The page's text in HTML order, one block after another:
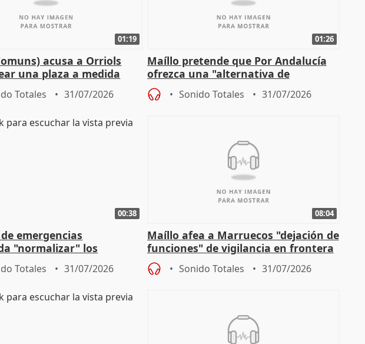
01:19
acusa a Orriols
una plaza a medida
en Ripoll (Girona)
Totales 31/07/2026
01:26
Maíllo pretende que Por Andalucía
ofrezca una "alternativa de
gobierno" con su labor de oposición
Sonido Totales 31/07/2026
00:38
emergencias
"normalizar" los
sufrir un incendio
Totales 31/07/2026
08:04
Maíllo afea a Marruecos "dejación de
funciones" de vigilancia en frontera
con Ceuta
Sonido Totales 31/07/2026